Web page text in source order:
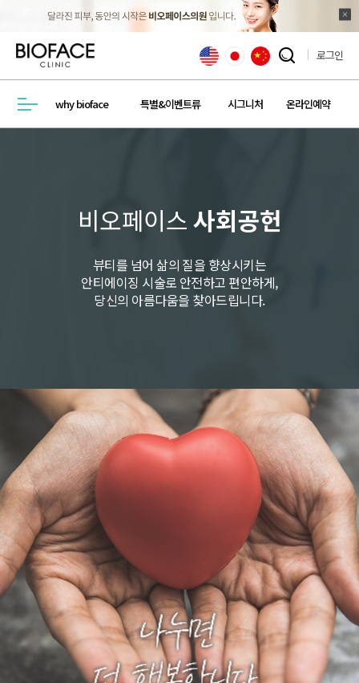
검색창 열기
로그인
메뉴열기why bioface 특별&이벤트류 시그니처 온라인예약
비오페이스사회공헌
뷰티를 넘어 삶의 질을 향상시키는
안티에이징 시술로 안전하고 편안하게,
당신의 아름다움을 찾아드립니다.